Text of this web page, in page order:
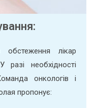
обстеження лікар
необхідності
онкологів і
пропонує: